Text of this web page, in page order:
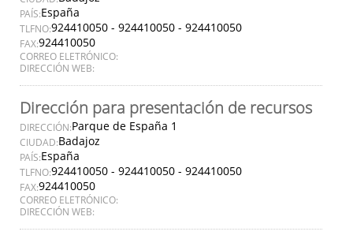
PAÍS:España
TLFNO:924410050 - 924410050 - 924410050
FAX:924410050
CORREO ELETRÓNICO:
DIRECCIÓN WEB:
Dirección para presentación de recursos
DIRECCIÓN:Parque de España 1
CIUDAD:Badajoz
PAÍS:España
TLFNO:924410050 - 924410050 - 924410050
FAX:924410050
CORREO ELETRÓNICO:
DIRECCIÓN WEB: